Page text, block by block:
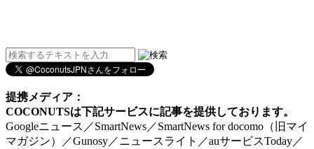
提携メディア：
COCONUTSは下記サービスに記事を提供しております。
Googleニュース／SmartNews／SmartNews for docomo（旧マイ
マガジン）／Gunosy／ニュースライト／auサービスToday／